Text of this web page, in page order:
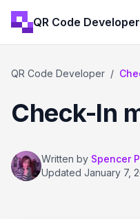
QR Code Developer
QR Code Developer /
Check-In
Written by Spencer
Updated January 7,